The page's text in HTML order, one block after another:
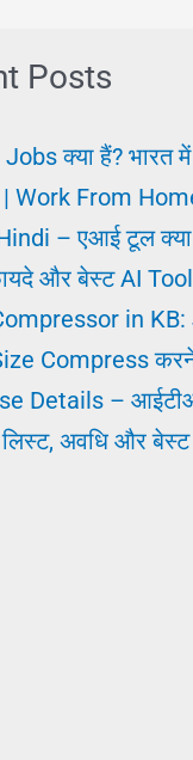
Posts
क्या हैं? भारत
Work From
– एआई टूल क्या
और बेस्ट AI
in KB:
Compress
Details –
लिस्ट, अवधि और